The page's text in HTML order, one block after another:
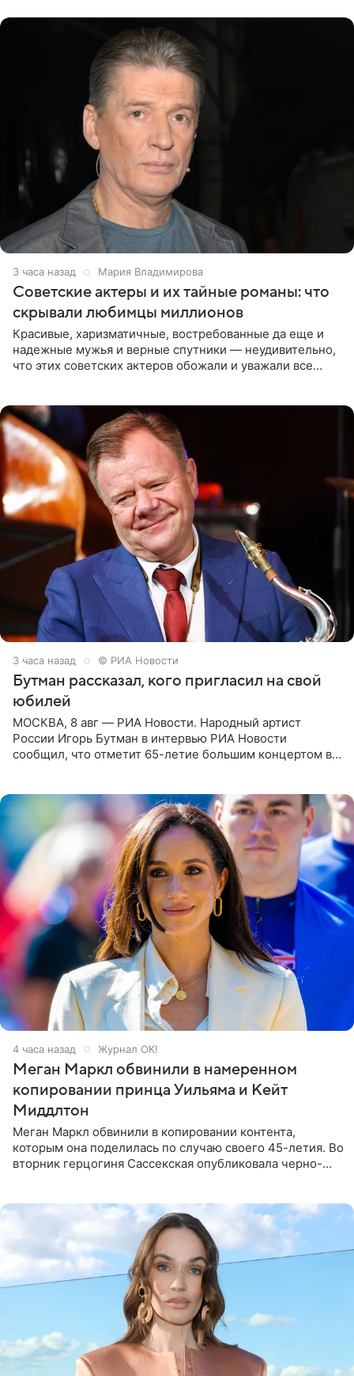
3 часа назад Мария Владимирова
Советские актеры и их тайные романы: что
скрывали любимцы миллионов
Красивые, харизматичные, востребованные да еще и
надежные мужья и верные спутники — неудивительно,
что этих советских актеров обожали и уважали все
3 часа назад © РИА Новости
Бутман рассказал, кого пригласил на свой
юбилей
МОСКВА, 8 авг — РИА Новости. Народный артист
России Игорь Бутман в интервью РИА Новости
сообщил, что отметит 65-летие большим концертом в
4 часа назад Журнал OK!
Меган Маркл обвинили в намеренном
копировании принца Уильяма и Кейт
Миддлтон
Меган Маркл обвинили в копировании контента,
которым она поделилась по случаю своего 45-летия. Во
вторник герцогиня Сассекская опубликовала черно-